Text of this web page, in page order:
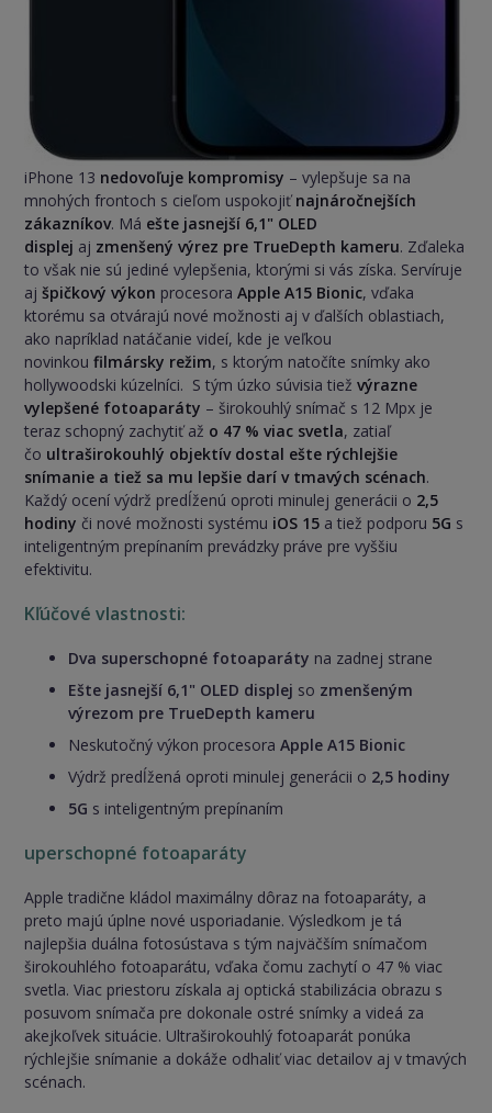
iPhone 13 nedovoľuje kompromisy – vylepšuje sa na
mnohých frontoch s cieľom uspokojiťnajnáročnejších
zákazníkov. Má ešte jasnejší 6,1" OLED
displej aj zmenšený výrez pre TrueDepth kameru. Zďaleka
to však nie sú jediné vylepšenia, ktorými si vás získa. Servíruje
ajšpičkový výkon procesoraApple A15 Bionic, vďaka
ktorému sa otvárajú nové možnosti aj v ďalších oblastiach,
ako napríklad natáčanie videí, kde je veľkou
novinkoufilmársky režim, s ktorým natočíte snímky ako
hollywoodski kúzelníci. S tým úzko súvisia tiežvýrazne
vylepšené fotoaparáty – širokouhlý snímač s 12 Mpx je
teraz schopný zachytiť až o 47 % viac svetla, zatiaľ
čo ultraširokouhlý objektív dostal ešte rýchlejšie
snímanie a tiež sa mu lepšie darí v tmavých scénach.
Každý ocení výdrž predĺženú oproti minulej generácii o 2,5
hodiny či nové možnosti systému iOS 15 a tiež podporu 5G s
inteligentným prepínaním prevádzky práve pre vyššiu
efektivitu.
Kľúčové vlastnosti:
Dva superschopné fotoaparáty na zadnej strane
Ešte jasnejší 6,1" OLED displej so zmenšeným
výrezom pre TrueDepth kameru
Neskutočný výkon procesoraApple A15 Bionic
Výdrž predĺžená oproti minulej generácii o 2,5 hodiny
5G s inteligentným prepínaním
uperschopné fotoaparáty
Apple tradične kládol maximálny dôraz na fotoaparáty, a
preto majú úplne nové usporiadanie. Výsledkom je tá
najlepšia duálna fotosústava s tým najväčším snímačom
širokouhlého fotoaparátu, vďaka čomu zachytí o 47 % viac
svetla. Viac priestoru získala aj optická stabilizácia obrazu s
posuvom snímača pre dokonale ostré snímky a videá za
akejkoľvek situácie. Ultraširokouhlý fotoaparát ponúka
rýchlejšie snímanie a dokáže odhaliť viac detailov aj v tmavých
scénach.